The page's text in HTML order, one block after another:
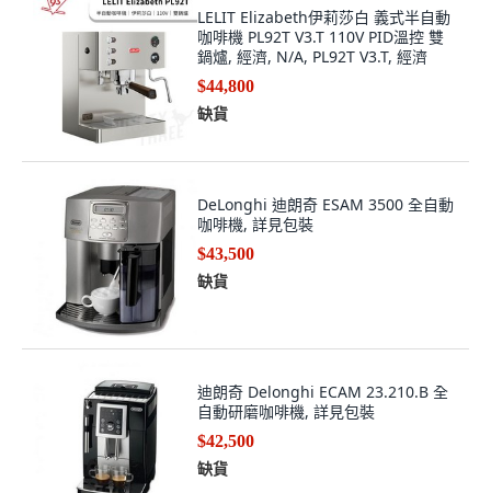
LELIT Elizabeth伊莉莎白 義式半自動
咖啡機 PL92T V3.T 110V PID溫控 雙
鍋爐, 經濟, N/A, PL92T V3.T, 經濟
$44,800
缺貨
DeLonghi 迪朗奇 ESAM 3500 全自動
咖啡機, 詳見包裝
$43,500
缺貨
迪朗奇 Delonghi ECAM 23.210.B 全
自動研磨咖啡機, 詳見包裝
$42,500
缺貨